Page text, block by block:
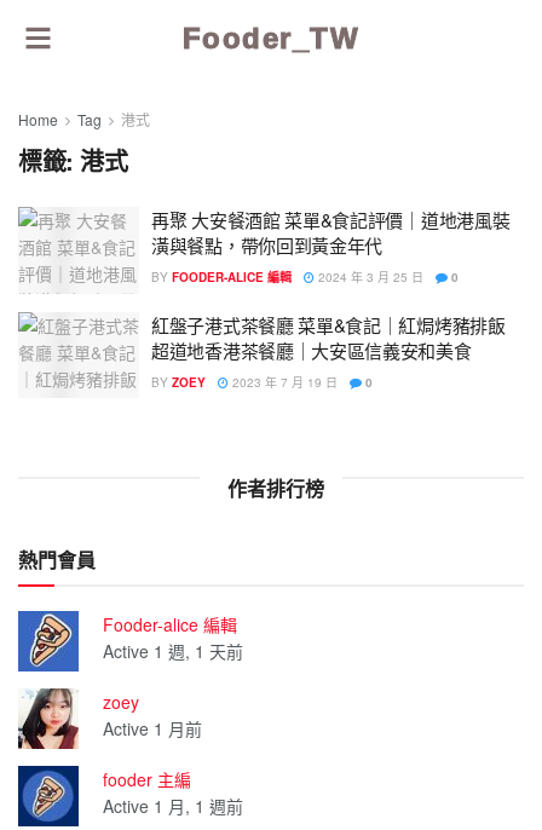
Fooder_TW
Home Tag 港式
標籤:港式
再聚 大安餐酒館 菜單&食記評價｜道地港風裝
潢與餐點，帶你回到黃金年代
BY FOODER-ALICE 編輯 2024 年 3 月 25 日 0
紅盤子港式茶餐廳 菜單&食記｜紅焗烤豬排飯
超道地香港茶餐廳｜大安區信義安和美食
BY ZOEY 2023 年 7 月 19 日 0
作者排行榜
熱門會員
Fooder-alice 編輯
Active 1 週, 1 天前
zoey
Active 1 月前
fooder 主編
Active 1 月, 1 週前